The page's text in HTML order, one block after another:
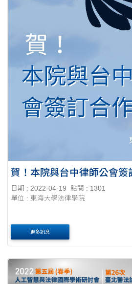
賀！本院與台中律師公會簽
日期 : 2022-04-19
點閱 : 1301
單位 : 東海大學法律學院
更多訊息